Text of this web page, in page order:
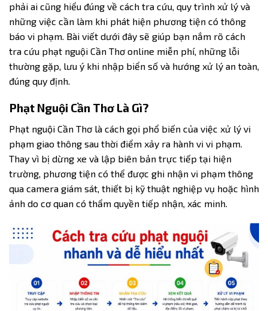
phải ai cũng hiểu đúng về cách tra cứu, quy trình xử lý và
những việc cần làm khi phát hiện phương tiện có thông
báo vi phạm. Bài viết dưới đây sẽ giúp bạn nắm rõ cách
tra cứu phạt nguội Cần Thơ online miễn phí, những lỗi
thường gặp, lưu ý khi nhập biển số và hướng xử lý an toàn,
đúng quy định.
Phạt Nguội Cần Thơ Là Gì?
Phạt nguội Cần Thơ là cách gọi phổ biến của việc xử lý vi
phạm giao thông sau thời điểm xảy ra hành vi vi phạm.
Thay vì bị dừng xe và lập biên bản trực tiếp tại hiện
trường, phương tiện có thể được ghi nhận vi phạm thông
qua camera giám sát, thiết bị kỹ thuật nghiệp vụ hoặc hình
ảnh do cơ quan có thẩm quyền tiếp nhận, xác minh.